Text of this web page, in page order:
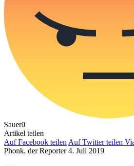
Sauer0
Artikel teilen
Auf Facebook teilen Auf Twitter teilen
Phonk. der Reporter 4. Juli 2019